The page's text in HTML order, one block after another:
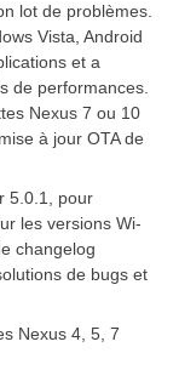
lot de problèmes.
Vista, Android
et a
de performances.
Nexus 7 ou 10
à jour OTA de
5.0.1, pour
les versions Wi-
changelog
de bugs et
Nexus 4, 5, 7